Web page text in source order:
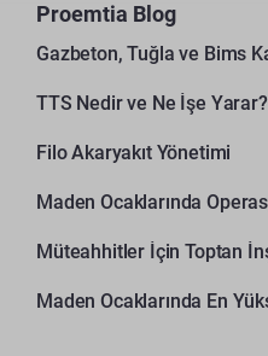
Proemtia Blog
TTS Nedir ve Ne İşe Yarar?
Filo Akaryakıt Yönetimi